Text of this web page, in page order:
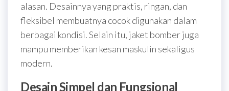
alasan. Desainnya yang praktis, ringan, dan
fleksibel membuatnya cocok digunakan dalam
berbagai kondisi. Selain itu, jaket bomber juga
mampu memberikan kesan maskulin sekaligus
modern.
Desain Simpel dan Fungsional